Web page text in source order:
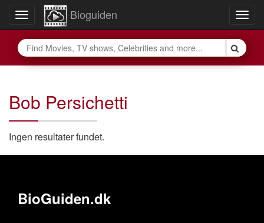
Toggle
navigation
Bioguiden
Bob Persichetti
Ingen resultater fundet.
BioGuiden.dk